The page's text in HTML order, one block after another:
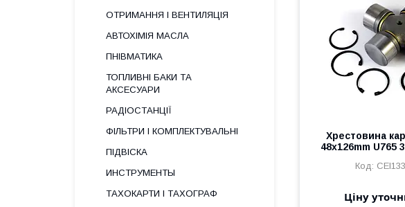
Хрестовина
48x126mm U765
Ціну
ОТРИМАННЯ І ВЕНТИЛЯЦІЯ
АВТОХІМІЯ МАСЛА
ПНІВМАТИКА
ТОПЛИВНІ БАКИ ТА
АКСЕСУАРИ
РАДІОСТАНЦІЇ
ФІЛЬТРИ І КОМПЛЕКТУВАЛЬНІ
ПІДВІСКА
ИНСТРУМЕНТЫ
ТАХОКАРТИ І ТАХОГРАФ